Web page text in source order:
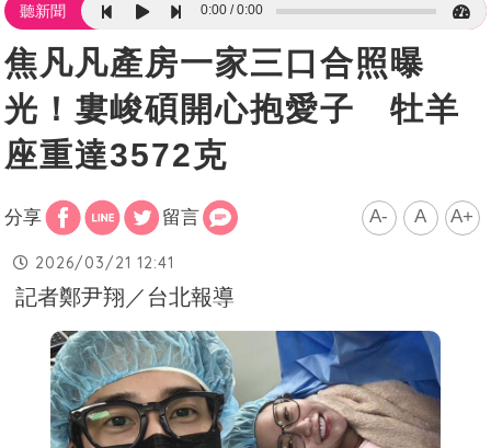
聽新聞 0:00 0:00
焦凡凡產房一家三口合照曝
光！婁峻碩開心抱愛子 牡羊
座重達3572克
分享 留言 A- A A+
2026/03/21 12:41
記者鄭尹翔／台北報導